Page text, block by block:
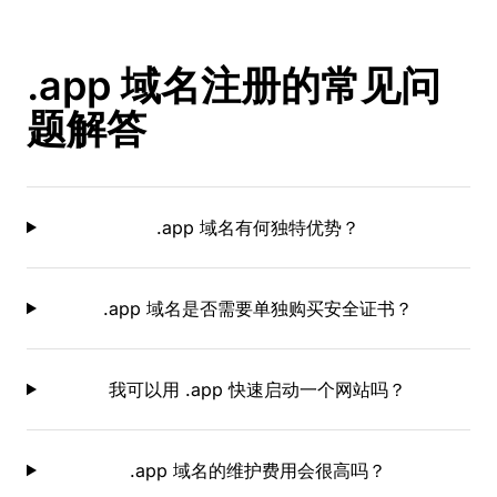
.app 域名注册的常见问
题解答
.app 域名有何独特优势？
.app 域名是否需要单独购买安全证书？
我可以用 .app 快速启动一个网站吗？
.app 域名的维护费用会很高吗？